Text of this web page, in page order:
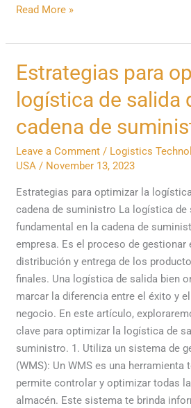
Read More »
Estrategias para
logística de salida
cadena de
Leave a Comment / Logistics
USA/ November 13, 2023
Estrategias para optimizar la
cadena de suministro La logística de
fundamental en la cadena de
empresa. Es el proceso de gestionar
distribución y entrega de los
finales. Una logística de salida bien
marcar la diferencia entre el éxito y
negocio. En este artículo,
clave para optimizar la logística de
suministro. 1. Utiliza un sistema de
(WMS): Un WMS es una
permite controlar y optimizar todas
almacén. Este sistema te brinda
Estrategias
para
optimizar
logística
de
salida
de
tu
cadena
de
suministro